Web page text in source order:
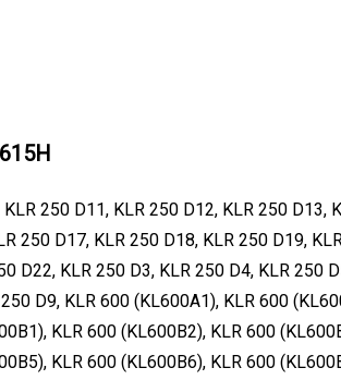
250 D11, KLR 250 D12, KLR 250 D13,
250 D17, KLR 250 D18, KLR 250 D19,
D22, KLR 250 D3, KLR 250 D4, KLR 250
D9, KLR 600 (KL600A1), KLR 600
KLR 600 (KL600B2), KLR 600
KLR 600 (KL600B6), KLR 600